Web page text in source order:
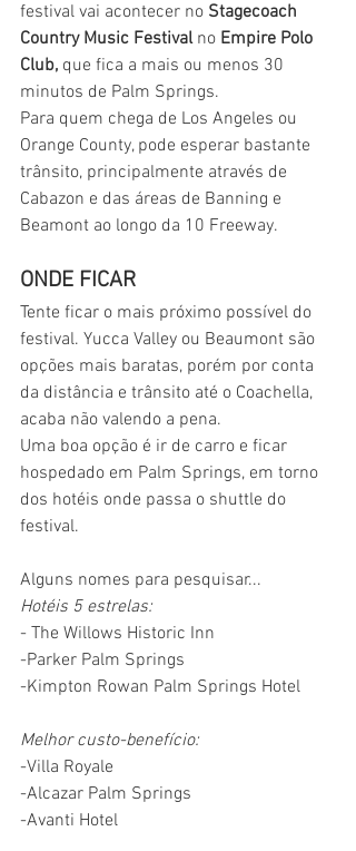
festival vai acontecer no Stagecoach
Country Music Festival no Empire Polo
Club, que fica a mais ou menos 30
minutos de Palm Springs.
Para quem chega de Los Angeles ou
Orange County, pode esperar bastante
trânsito, principalmente através de
Cabazon e das áreas de Banning e
Beamont ao longo da 10 Freeway.
ONDE FICAR
Tente ficar o mais próximo possível do
festival. Yucca Valley ou Beaumont são
opções mais baratas, porém por conta
da distância e trânsito até o Coachella,
acaba não valendo a pena.
Uma boa opção é ir de carro e ficar
hospedado em Palm Springs, em torno
dos hotéis onde passa o shuttle do
festival.
Alguns nomes para pesquisar...
Hotéis 5 estrelas:
- The Willows Historic Inn
-Parker Palm Springs
-Kimpton Rowan Palm Springs Hotel
Melhor custo-benefício:
-Villa Royale
-Alcazar Palm Springs
-Avanti Hotel